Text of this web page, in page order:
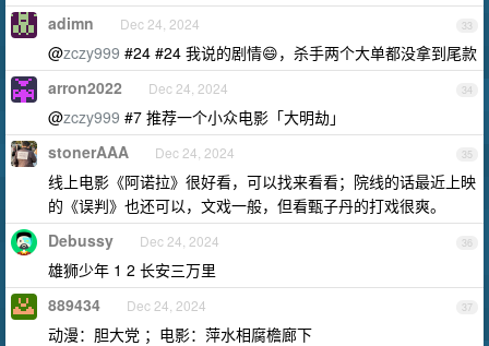
33
adimn Dec 24, 2024
@zczy999 #24 #24 我说的剧情😄，杀手两个大单都没拿到尾款
34
arron2022 Dec 24, 2024
@zczy999 #7 推荐一个小众电影「大明劫」
35
stonerAAA Dec 24, 2024
线上电影《阿诺拉》很好看，可以找来看看；院线的话最近上映
的《误判》也还可以，文戏一般，但看甄子丹的打戏很爽。
36
Debussy Dec 24, 2024
雄狮少年 1 2 长安三万里
37
889434 Dec 24, 2024
动漫：胆大党 ；电影：萍水相腐檐廊下